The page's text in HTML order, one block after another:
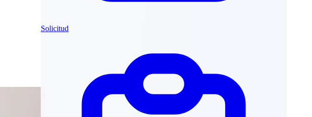
Solicitud